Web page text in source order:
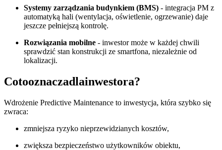
Systemy zarządzania budynkiem (BMS) - integracja PM z
automatyką hali (wentylacja, oświetlenie, ogrzewanie) daje
jeszcze pełniejszą kontrolę.
Rozwiązania mobilne - inwestor może w każdej chwili
sprawdzić stan konstrukcji ze smartfona, niezależnie od
lokalizacji.
Cotooznaczadlainwestora?
Wdrożenie Predictive Maintenance to inwestycja, która szybko się
zwraca:
zmniejsza ryzyko nieprzewidzianych kosztów,
zwiększa bezpieczeństwo użytkowników obiektu,